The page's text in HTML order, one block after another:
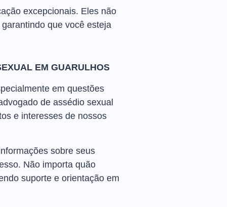
excepcionais. Eles não
que você esteja
EM GUARULHOS
em questões
de assédio sexual
e interesses de nossos
sobre seus
Não importa quão
suporte e orientação em